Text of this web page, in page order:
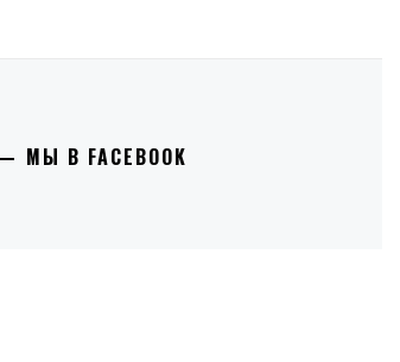
МЫ В FACEBOOK